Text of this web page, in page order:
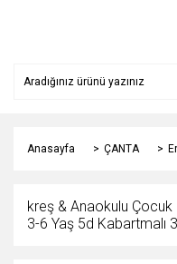
Anasayfa ÇANTA
kreş & Anaokulu Çocuk
3-6 Yaş 5d Kabartmalı